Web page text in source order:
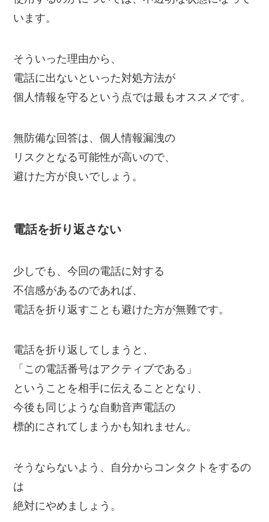
います。
そういった理由から、
電話に出ないといった対処方法が
個人情報を守るという点では最もオススメです。
無防備な回答は、個人情報漏洩の
リスクとなる可能性が高いので、
避けた方が良いでしょう。
電話を折り返さない
少しでも、今回の電話に対する
不信感があるのであれば、
電話を折り返すことも避けた方が無難です。
電話を折り返してしまうと、
「この電話番号はアクティブである」
ということを相手に伝えることとなり、
今後も同じような自動音声電話の
標的にされてしまうかも知れません。
そうならないよう、自分からコンタクトをするの
は
絶対にやめましょう。